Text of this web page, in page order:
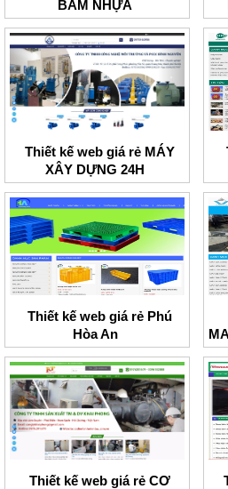
BẤM NHỰA
Thiết kế web giá rẻ MÁY
XÂY DỰNG 24H
Thiết kế web giá rẻ Phú
Hòa An
Thiết kế web giá rẻ CƠ